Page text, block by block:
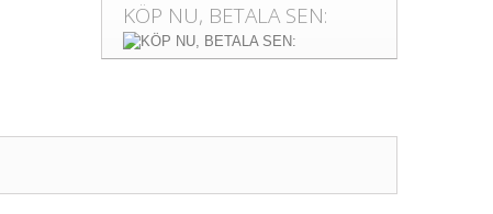
KÖP NU, BETALA SEN: